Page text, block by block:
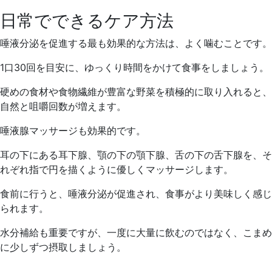
日常でできるケア方法
唾液分泌を促進する最も効果的な方法は、よく噛むことです。
1口30回を目安に、ゆっくり時間をかけて食事をしましょう。
硬めの食材や食物繊維が豊富な野菜を積極的に取り入れると、
自然と咀嚼回数が増えます。
唾液腺マッサージも効果的です。
耳の下にある耳下腺、顎の下の顎下腺、舌の下の舌下腺を、そ
れぞれ指で円を描くように優しくマッサージします。
食前に行うと、唾液分泌が促進され、食事がより美味しく感じ
られます。
水分補給も重要ですが、一度に大量に飲むのではなく、こまめ
に少しずつ摂取しましょう。